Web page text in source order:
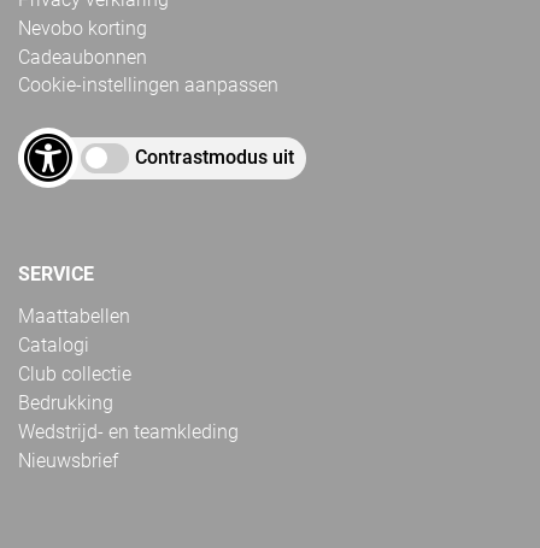
Nevobo korting
Cadeaubonnen
Cookie-instellingen aanpassen
Contrastmodus uit
SERVICE
Maattabellen
Catalogi
Club collectie
Bedrukking
Wedstrijd- en teamkleding
Nieuwsbrief